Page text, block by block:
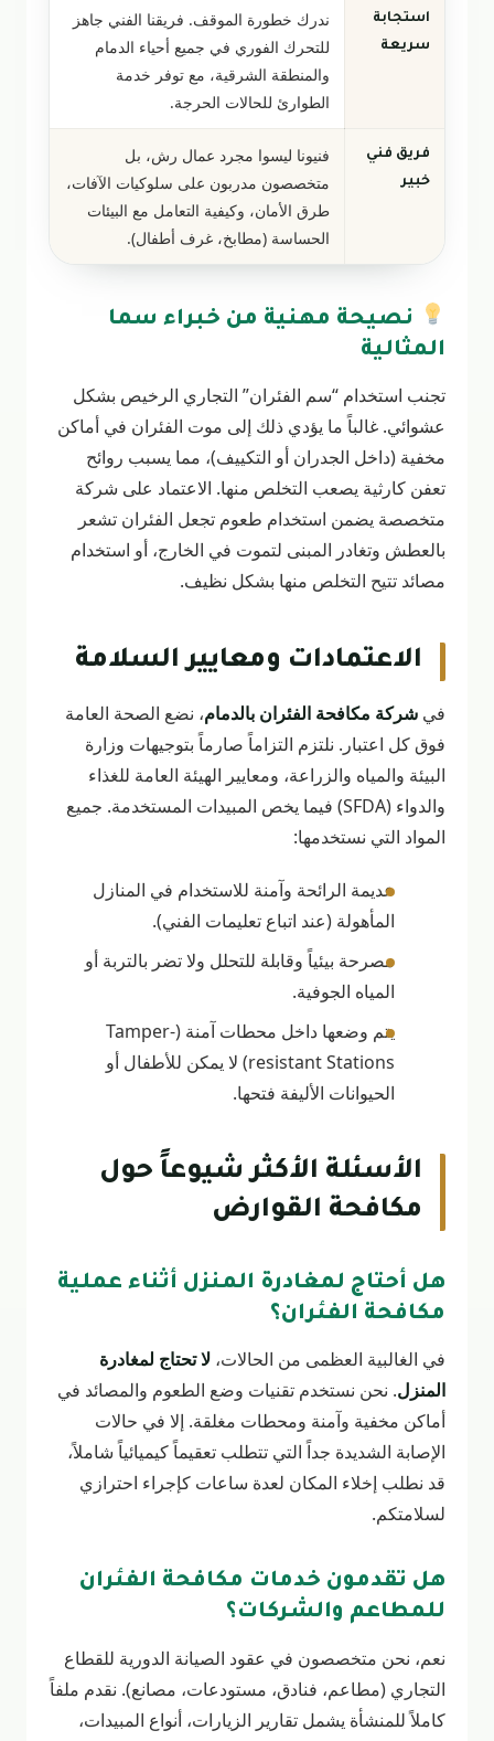
استجابة
سريعة
ندرك خطورة الموقف. فريقنا الفني جاهز
للتحرك الفوري في جميع أحياء الدمام
والمنطقة الشرقية، مع توفر خدمة
الطوارئ للحالات الحرجة.
فريق فني
خبير
فنيونا ليسوا مجرد عمال رش، بل
متخصصون مدربون على سلوكيات الآفات،
طرق الأمان، وكيفية التعامل مع البيئات
الحساسة (مطابخ، غرف أطفال).
نصيحة مهنية من خبراء سما
المثالية
تجنب استخدام “سم الفئران” التجاري الرخيص بشكل
عشوائي. غالباً ما يؤدي ذلك إلى موت الفئران في أماكن
مخفية (داخل الجدران أو التكييف)، مما يسبب روائح
تعفن كارثية يصعب التخلص منها. الاعتماد على شركة
متخصصة يضمن استخدام طعوم تجعل الفئران تشعر
بالعطش وتغادر المبنى لتموت في الخارج، أو استخدام
مصائد تتيح التخلص منها بشكل نظيف.
الاعتمادات ومعايير السلامة
في شركة مكافحة الفئران بالدمام، نضع الصحة العامة
فوق كل اعتبار. نلتزم التزاماً صارماً بتوجيهات وزارة
البيئة والمياه والزراعة، ومعايير الهيئة العامة للغذاء
والدواء (SFDA) فيما يخص المبيدات المستخدمة. جميع
المواد التي نستخدمها:
عديمة الرائحة وآمنة للاستخدام في المنازل
المأهولة (عند اتباع تعليمات الفني).
مصرحة بيئياً وقابلة للتحلل ولا تضر بالتربة أو
المياه الجوفية.
يتم وضعها داخل محطات آمنة (Tamper-
resistant Stations) لا يمكن للأطفال أو
الحيوانات الأليفة فتحها.
الأسئلة الأكثر شيوعاً حول
مكافحة القوارض
هل أحتاج لمغادرة المنزل أثناء عملية
مكافحة الفئران؟
في الغالبية العظمى من الحالات، لا تحتاج لمغادرة
المنزل. نحن نستخدم تقنيات وضع الطعوم والمصائد في
أماكن مخفية وآمنة ومحطات مغلقة. إلا في حالات
الإصابة الشديدة جداً التي تتطلب تعقيماً كيميائياً شاملاً،
قد نطلب إخلاء المكان لعدة ساعات كإجراء احترازي
لسلامتكم.
هل تقدمون خدمات مكافحة الفئران
للمطاعم والشركات؟
نعم، نحن متخصصون في عقود الصيانة الدورية للقطاع
التجاري (مطاعم، فنادق، مستودعات، مصانع). نقدم ملفاً
كاملاً للمنشأة يشمل تقارير الزيارات، أنواع المبيدات،